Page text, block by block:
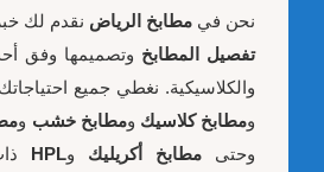
نحن في مطابخ الرياض نقدم لك
تفصيل المطابخ وتصميمها وفق
والكلاسيكية. نغطي جميع
ومطابخ كلاسيك ومطابخ خشب و
وحتى مطابخ أكريليك وHPL